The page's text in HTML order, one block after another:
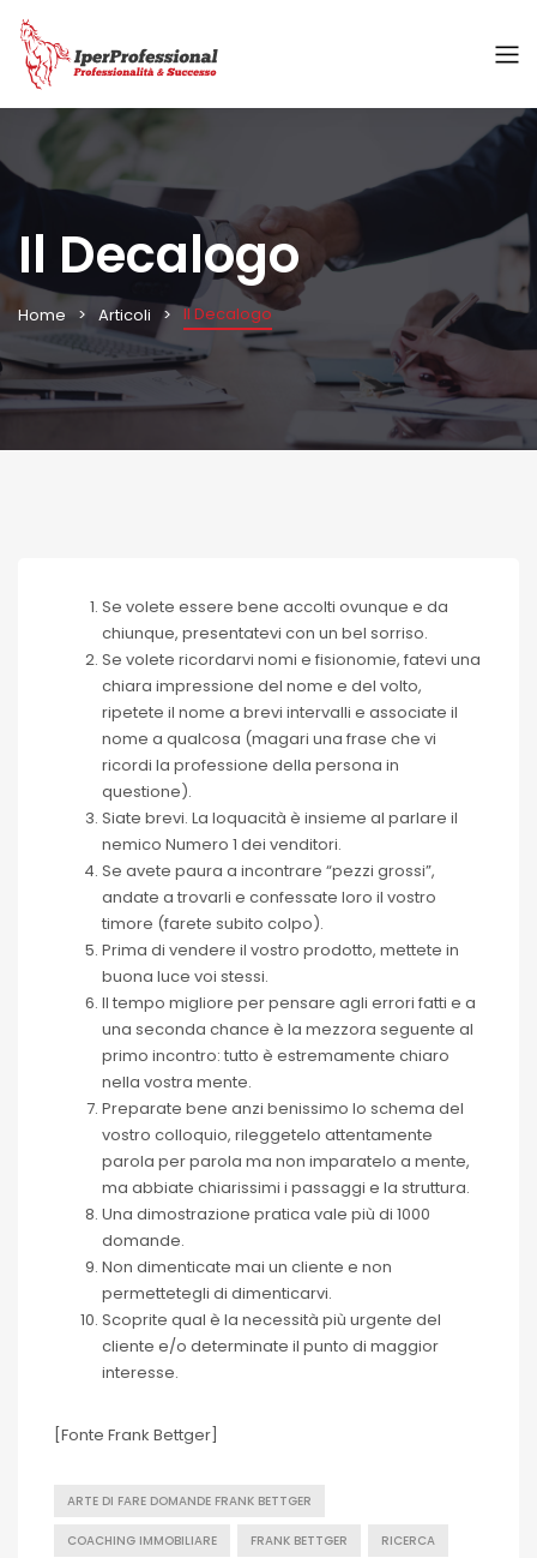
Il Decalogo
Home Articoli Il Decalogo
Se volete essere bene accolti ovunque e da
chiunque, presentatevi con un bel sorriso.
Se volete ricordarvi nomi e fisionomie, fatevi una
chiara impressione del nome e del volto,
ripetete il nome a brevi intervalli e associate il
nome a qualcosa (magari una frase che vi
ricordi la professione della persona in
questione).
Siate brevi. La loquacità è insieme al parlare il
nemico Numero 1 dei venditori.
Se avete paura a incontrare “pezzi grossi”,
andate a trovarli e confessate loro il vostro
timore (farete subito colpo).
Prima di vendere il vostro prodotto, mettete in
buona luce voi stessi.
Il tempo migliore per pensare agli errori fatti e a
una seconda chance è la mezzora seguente al
primo incontro: tutto è estremamente chiaro
nella vostra mente.
Preparate bene anzi benissimo lo schema del
vostro colloquio, rileggetelo attentamente
parola per parola ma non imparatelo a mente,
ma abbiate chiarissimi i passaggi e la struttura.
Una dimostrazione pratica vale più di 1000
domande.
Non dimenticate mai un cliente e non
permettetegli di dimenticarvi.
Scoprite qual è la necessità più urgente del
cliente e/o determinate il punto di maggior
interesse.
[Fonte Frank Bettger]
ARTE DI FARE DOMANDE FRANK BETTGER
COACHING IMMOBILIARE FRANK BETTGER RICERCA